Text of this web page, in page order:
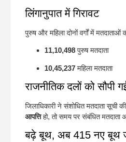
लिंगानुपात में गिरावट
पुरुष और महिला दोनों वर्गों में
11,10,498पुरुष मतदाता
10,45,237महिला मतदाता
राजनीतिक दलों को सौपी
जिलाधिकारी ने संशोधित मतदाता सूची
आपत्तिहो, तो समय पर संबंधित
बढ़े बूथ, अब 415 नए बूथ